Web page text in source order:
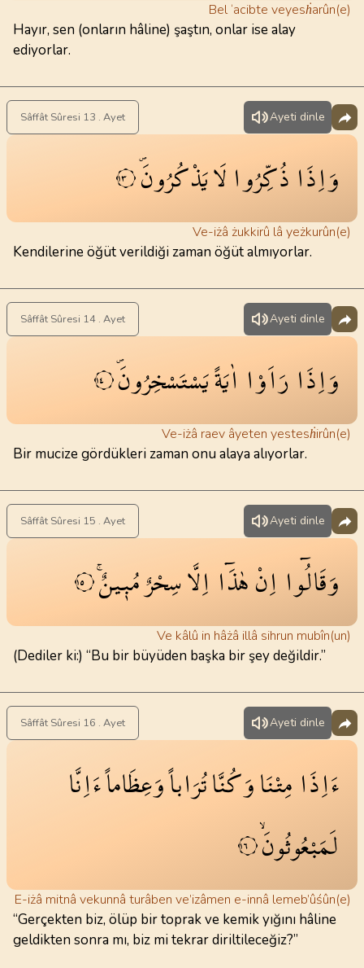
Bel ‘acibte veyesḣarûn(e)
Hayır, sen (onların hâline) şaştın, onlar ise alay
ediyorlar.
Sâffât Sûresi 13 . Ayet Ayeti dinle
وَاِذَا ذُكِّرُوالَايَذْكُرُونَۖ ١٣
Ve-iżâ żukkirû lâ yeżkurûn(e)
Kendilerine öğüt verildiği zaman öğüt almıyorlar.
Sâffât Sûresi 14 . Ayet Ayeti dinle
وَاِذَا رَاَوْا اٰيَةًيَسْتَسْخِرُونَۖ ١٤
Ve-iżâ raev âyeten yestesḣirûn(e)
Bir mucize gördükleri zaman onu alaya alıyorlar.
Sâffât Sûresi 15 . Ayet Ayeti dinle
وَقَالُٓوا اِنْهٰذَٓا اِلَّاسِحْرٌمُب۪ينٌۚ ١٥
Ve kâlû in hâżâ illâ sihrun mubîn(un)
(Dediler ki:) “Bu bir büyüden başka bir şey değildir.”
Sâffât Sûresi 16 . Ayet Ayeti dinle
ءَاِذَا مِتْنَاوَكُنَّاتُرَاباًوَعِظَاماًءَاِنَّا
لَمَبْعُوثُونَۙ ١٦
E-iżâ mitnâ vekunnâ turâben ve’izâmen e-innâ lemeb’ûśûn(e)
“Gerçekten biz, ölüp bir toprak ve kemik yığını hâline
geldikten sonra mı, biz mi tekrar diriltileceğiz?”